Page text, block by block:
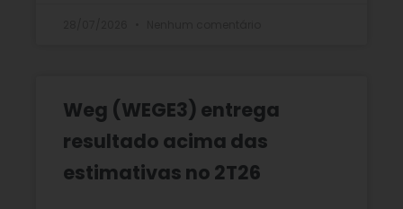
Weg (WEGE3) entrega
resultado acima das
estimativas no 2T26